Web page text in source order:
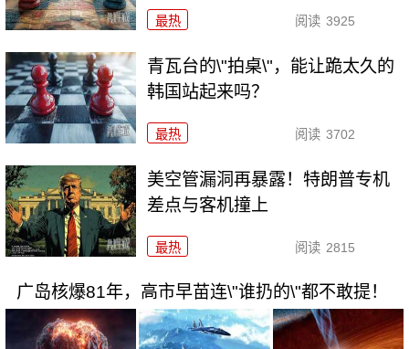
最热 阅读 3925
青瓦台的\"拍桌\"，能让跪太久的
韩国站起来吗？
最热 阅读 3702
美空管漏洞再暴露！特朗普专机
差点与客机撞上
最热 阅读 2815
广岛核爆81年，高市早苗连\"谁扔的\"都不敢提！